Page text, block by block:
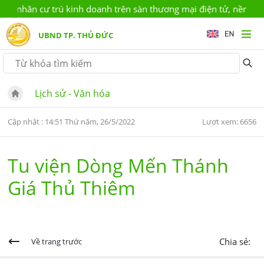
nhân cư trú kinh doanh trên sàn thương mại điện tử, nền
UBND TP. THỦ ĐỨC
Lịch sử - Văn hóa
Cập nhật : 14:51 Thứ năm, 26/5/2022 Lượt xem: 6656
Tu viện Dòng Mến Thánh
Giá Thủ Thiêm
Về trang trước Chia sẻ: